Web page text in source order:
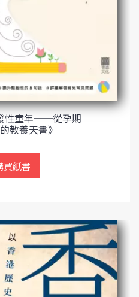
性童年──從孕期
教養天書》
買紙書